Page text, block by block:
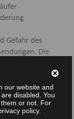
Gefahr des
Die
ist. Wird die
der
our website and
disabled. You
or not. For
policy.